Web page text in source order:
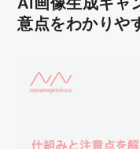
意点をわかりや